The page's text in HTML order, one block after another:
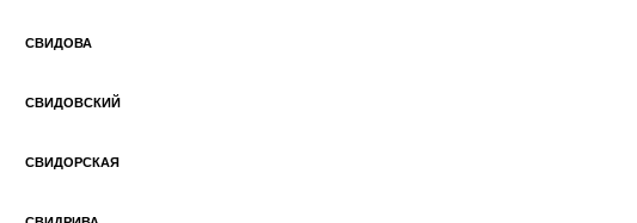
СВИДОВА
СВИДОВСКИЙ
СВИДОРСКАЯ